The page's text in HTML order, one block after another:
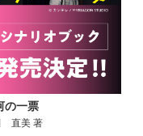
の一票
直美 著